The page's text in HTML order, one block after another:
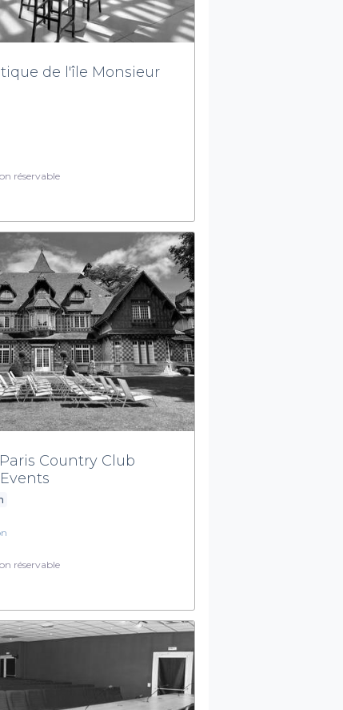
de l'île Monsieur
réservable
Country Club
réservable